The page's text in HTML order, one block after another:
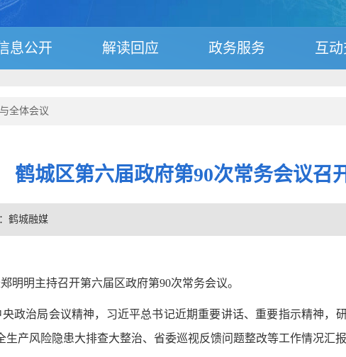
息公开 解读回应 政务服务 互
全体会议
鹤城区第六届政府第90次常务会议召
鹤城融媒
明明主持召开第六届区政府第90次常务会议。
政治局会议精神，习近平总书记近期重要讲话、重要指示精神，
生产风险隐患大排查大整治、省委巡视反馈问题整改等工作情况汇